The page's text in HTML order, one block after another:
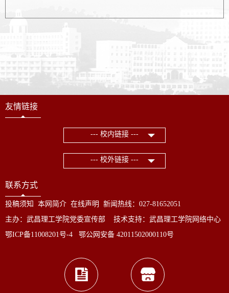
友情链接
--- 校内链接 ---
--- 校外链接 ---
联系方式
投稿须知 本网简介 在线声明
新闻热线：027-81652051
主办：武昌理工学院党委宣传部 技术支持：武昌理工学院网络中心
鄂ICP备11008201号-4 鄂公网安备 42011502000110号